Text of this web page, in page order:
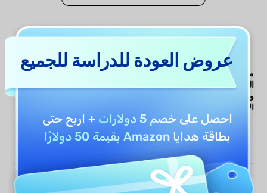
مقارنة بين مولد عناوين
الكتب UPDF AI
ومولدات العناوين
الأخرى
مولد عناوين
الكتب الأخرى
99٪
عروض العودة للدراسة للجميع
احصل علىخصم 5 دولارات
+ اربح حتى
بطاقة هدايا Amazon بقيمة 50 دولارًا